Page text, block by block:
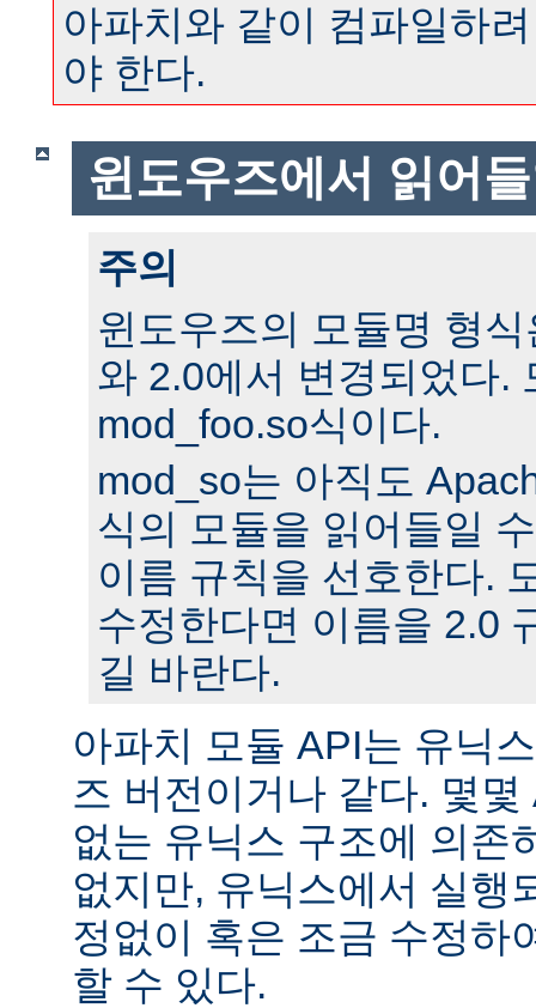
아파치와 같이 컴파일하
야 한다.
윈도우즈에서 읽어
주의
윈도우즈의 모듈명 형
와 2.0에서 변경되었다.
mod_foo.so식이다.
mod_so는 아직도
식의 모듈을 읽어들일
이름 규칙을 선호한다.
수정한다면 이름을 2.0
길 바란다.
아파치 모듈 API는 유닉
즈 버전이거나 같다. 몇
없는 유닉스 구조에 의존
없지만, 유닉스에서 실행
정없이 혹은 조금 수정하
할 수 있다.